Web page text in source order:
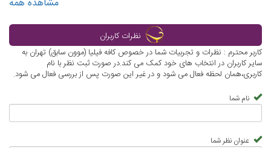
مشاهده همه
نظرات کاربران
کاربر محترم : نظرات و تجربیات شما در خصوص کافه فیلیا (موون سابق) تهران به
سایر کاربران در انتخاب های خود کمک می کند.در صورت ثبت نظر با نام
کاربری،همان لحظه فعال می شود و در غیر این صورت پس از بررسی فعال می شود.
نام شما
عنوان نظر شما